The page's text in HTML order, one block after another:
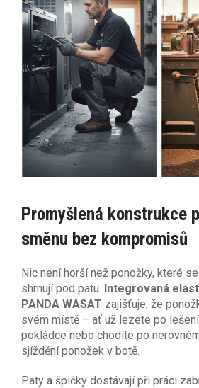
Promyšlená konstrukce
směnu bez kompromisů
Nic není horší než ponožky, které
shrnují pod patu. Integrovaná
PANDA WASAT zajišťuje, že
svém místě – ať už lezete po
pokládce nebo chodíte po
sjíždění ponožek v botě.
Paty a špičky dostávají při práci